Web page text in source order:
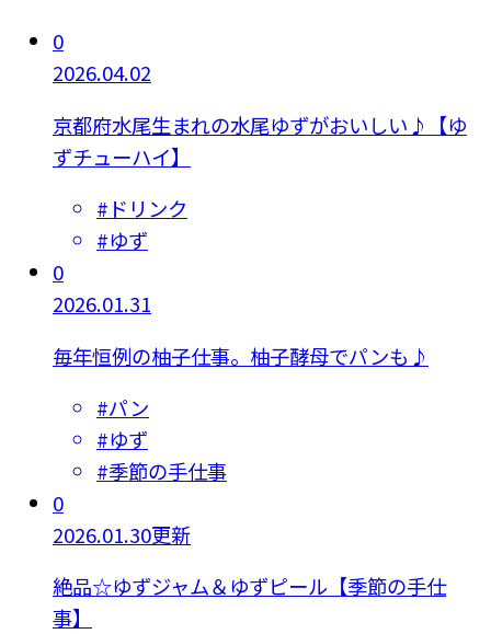
0
2026.04.02
京都府水尾生まれの水尾ゆずがおいしい♪【ゆ
ずチューハイ】
# ドリンク
#ゆず
0
2026.01.31
毎年恒例の柚子仕事。柚子酵母でパンも♪
#パン
#ゆず
#季節の手仕事
0
2026.01.30更新
絶品☆ゆずジャム＆ゆずピール【季節の手仕
事】